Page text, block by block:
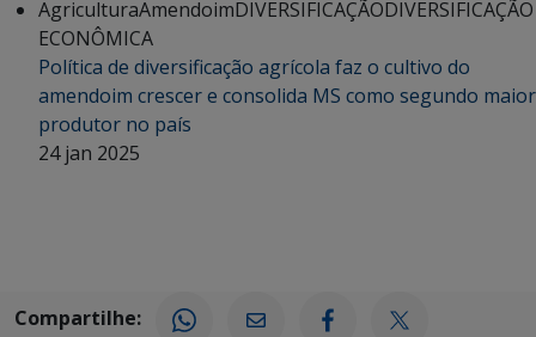
AgriculturaAmendoimDIVERSIFICAÇÃODIVERSIFICAÇÃO
ECONÔMICA
Política de diversificação agrícola faz o cultivo do
amendoim crescer e consolida MS como segundo maior
produtor no país
24 jan 2025
Compartilhe: